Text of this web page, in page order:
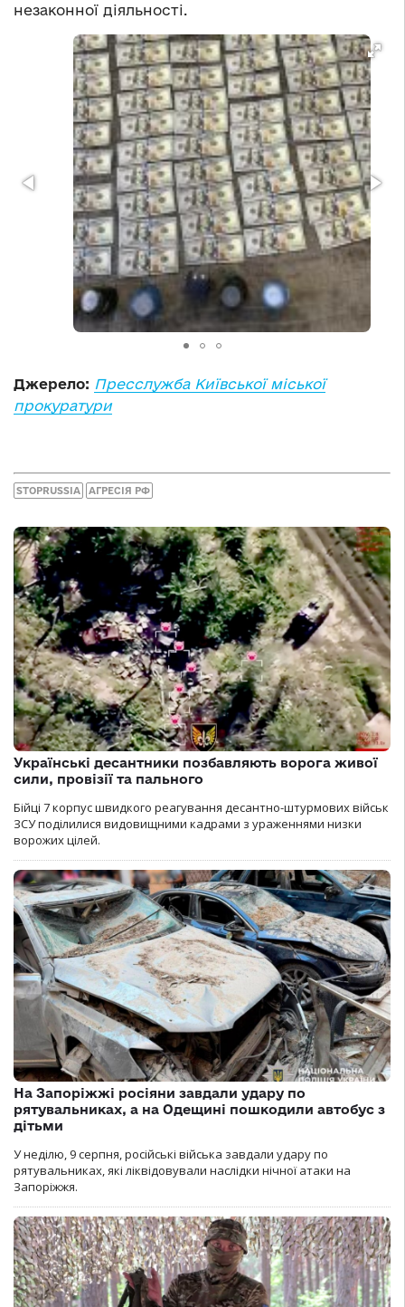
незаконної діяльності.
Джерело: Пресслужба Київської міської
прокуратури
STOPRUSSIA АГРЕСІЯ РФ
Українські десантники позбавляють ворога живої
сили, провізії та пального
Бійці 7 корпус швидкого реагування десантно-штурмових військ
ЗСУ поділилися видовищними кадрами з ураженнями низки
ворожих цілей.
На Запоріжжі росіяни завдали удару по
рятувальниках, а на Одещині пошкодили автобус з
дітьми
У неділю, 9 серпня, російські війська завдали удару по
рятувальниках, які ліквідовували наслідки нічної атаки на
Запоріжжя.